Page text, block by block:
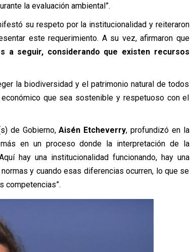
la evaluación ambiental”.
su respeto por la institucionalidad y reiteraron
este requerimiento. A su vez, afirmaron que
a seguir, considerando que existen recursos
la biodiversidad y el patrimonio natural de todos
que sea sostenible y respetuoso con el
de Gobierno,Aisén Etcheverry, profundizó en la
en un proceso donde la interpretación de la
hay una institucionalidad funcionando, hay una
y cuando esas diferencias ocurren, lo que se
competencias”.